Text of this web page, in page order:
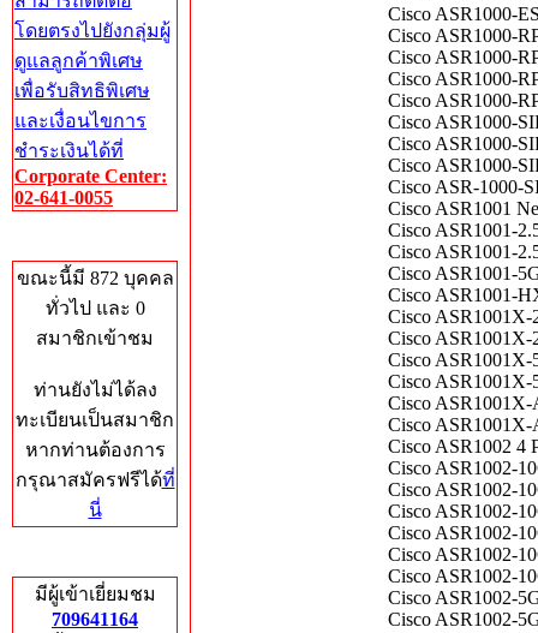
โดยตรงไปยังกลุ่มผู้
ดูแลลูกค้าพิเศษ
เพื่อรับสิทธิพิเศษ
และเงื่อนไขการ
ชำระเงินได้ที่
Corporate Center:
02-641-0055
ขณะนี้มี 872 บุคคล
ทั่วไป และ 0
สมาชิกเข้าชม
ท่านยังไม่ได้ลง
ทะเบียนเป็นสมาชิก
หากท่านต้องการ
กรุณาสมัครฟรีได้ที่
นี่
มีผู้เข้าเยี่ยมชม
709641164
Cisco ASR1000-
Cisco ASR1000-
Cisco ASR1000-
Cisco ASR1000-
Cisco ASR1000-
Cisco ASR1000-
Cisco ASR1000-
Cisco ASR1000-
Cisco ASR-1000-
Cisco ASR1001
Cisco ASR1001-
Cisco ASR1001-
Cisco ASR1001-
Cisco ASR1001-
Cisco ASR1001X-
Cisco
Cisco ASR1001X-
Cisco ASR1001X-
Cisco ASR1001X-
Cisco
Cisco ASR1002 4
Cisco ASR1002-
Cisco ASR1002-
Cisco ASR1002-
Cisco ASR1002-
Cisco ASR1002-
Cisco ASR1002-
Cisco ASR1002-
Cisco ASR1002-